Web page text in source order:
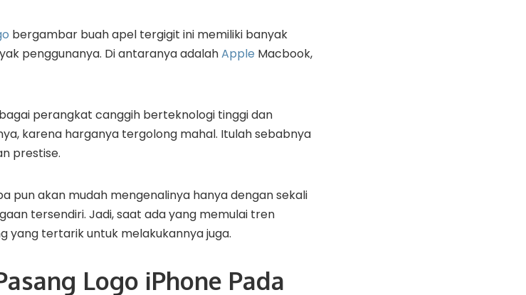
bergambar buah apel tergigit ini memiliki banyak
penggunanya. Di antaranya adalahApple Macbook,
perangkat canggih berteknologi tinggi dan
karena harganya tergolong mahal. Itulah sebabnya
prestise.
pun akan mudah mengenalinya hanya dengan sekali
tersendiri. Jadi, saat ada yang memulai tren
yang tertarik untuk melakukannya juga.
Logo iPhone Pada